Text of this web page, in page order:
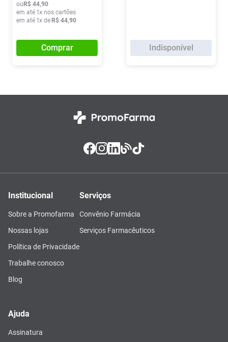
ou R$ 44,90
em até 1x nos cartões
em até 1x de R$ 44,90
Comprar Indisponível
Institucional
Sobre a Promofarma
Nossas lojas
Política de Privacidade
Trabalhe conosco
Blog
Serviços
Convênio Farmácia
Serviços Farmacêuticos
Ajuda
Assinatura